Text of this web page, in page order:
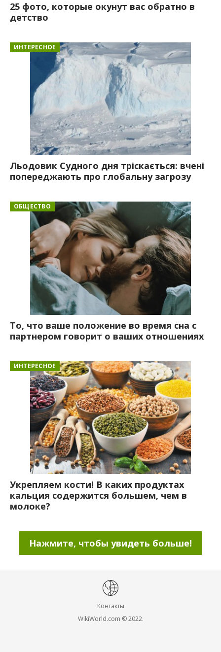
25 фото, которые окунут вас обратно в
детство
ИНТЕРЕСНОЕ
Льодовик Судного дня тріскається: вчені
попереджають про глобальну загрозу
ОБЩЕСТВО
То, что ваше положение во время сна с
партнером говорит о ваших отношениях
ИНТЕРЕСНОЕ
Укрепляем кости! В каких продуктах
кальция содержится большем, чем в
молоке?
Нажмите, чтобы увидеть больше!
Контакты
WikiWorld.com © 2022.